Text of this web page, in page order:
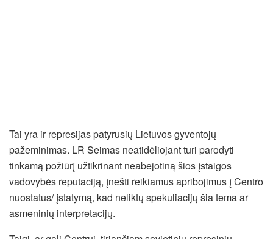
Tai yra ir represijas patyrusių Lietuvos gyventojų
pažeminimas. LR Seimas neatidėliojant turi parodyti
tinkamą požiūrį užtikrinant neabejotiną šios įstaigos
vadovybės reputaciją, įnešti reikiamus apribojimus į Centro
nuostatus/ įstatymą, kad neliktų spekuliacijų šia tema ar
asmeninių interpretacijų.